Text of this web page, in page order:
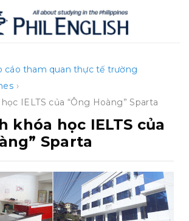
cáo tham quan thực tế trường
›
IELTS của “Ông Hoàng” Sparta
khóa học IELTS của
Sparta